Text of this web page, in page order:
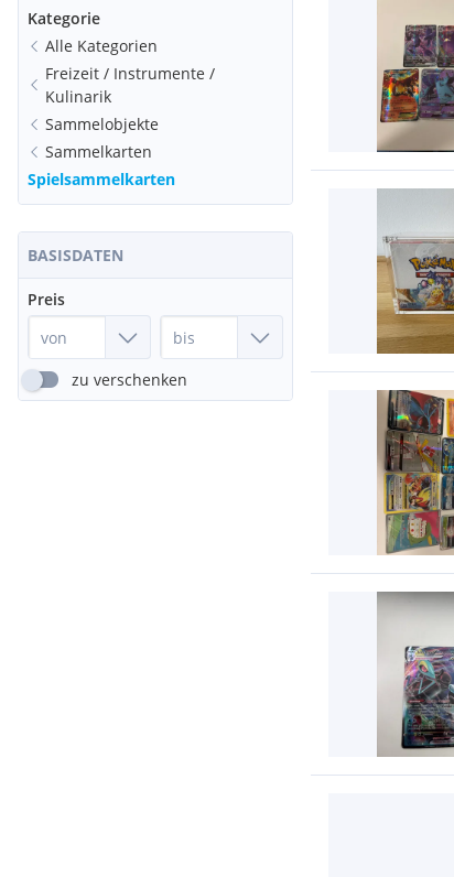
Kategorie
Alle Kategorien
Freizeit / Instrumente /
Kulinarik
Sammelobjekte
Sammelkarten
Spielsammelkarten
BASISDATEN
Preis
zu verschenken